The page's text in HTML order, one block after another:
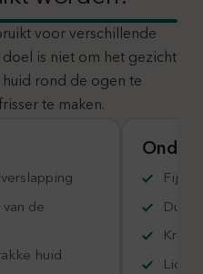
voor verschillende
is niet om het gezicht
rond de ogen te
te maken.
de
huid
Onder
Fijne